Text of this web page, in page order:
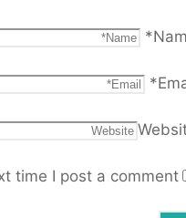
*
*
time I post a comment.